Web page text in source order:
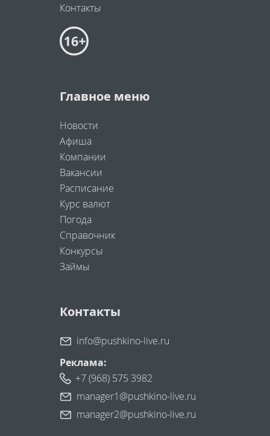
Контакты
Главное меню
Новости
Афиша
Компании
Вакансии
Расписание
Курс валют
Погода
Справочник
Конкурсы
Займы
Контакты
info@pushkino-live.ru
Реклама:
+7 (968) 575 3982
manager1@pushkino-live.ru
manager2@pushkino-live.ru